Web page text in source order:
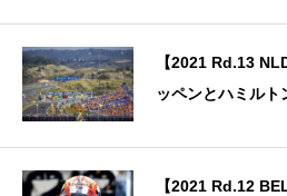
【2021 Rd.13
ッペンとハミルト
【2021 Rd.12